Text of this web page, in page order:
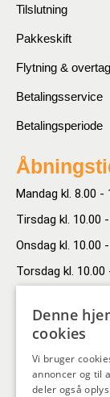
Tilslutning
Pakkeskift
Flytning &
Betalingsservice
Betalingsperiode
Mandag kl. 8.00 -
Tirsdag kl. 10.00
Onsdag kl. 10.00
Torsdag kl. 10.00
Kontakt
SAFnet
Grønnegade
Denne
cookies
Vi bruger
annoncer og til
deler også